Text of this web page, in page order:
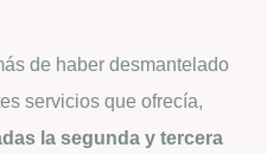
de haber desmantelado
servicios que ofrecía,
la segunda y tercera